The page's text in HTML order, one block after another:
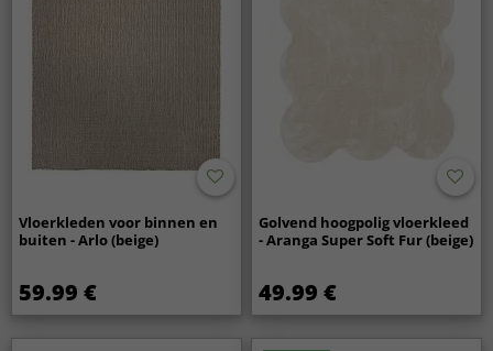
Vloerkleden voor binnen en
buiten - Arlo (beige)
59.99 €
Golvend hoogpolig vloerkleed
- Aranga Super Soft Fur (beige)
49.99 €